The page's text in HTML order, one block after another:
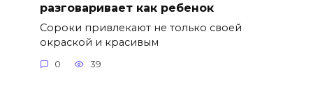
разговаривает как ребенок
Сороки привлекают не только своей
окраской и красивым
0 39